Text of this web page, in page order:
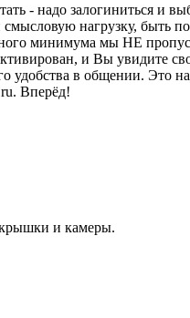
- надо залогиниться и
нагрузку, быть
минимума мы НЕ
и Вы увидите
удобства в общении. Это
Вперёд!
и камеры.